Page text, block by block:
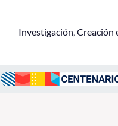
Investigación, Creación